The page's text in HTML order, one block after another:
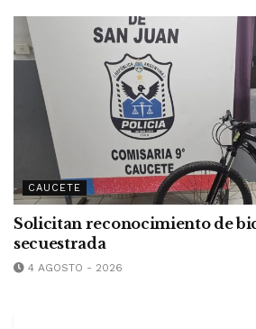
CAUCETE
Solicitan reconocimiento de
secuestrada
4 AGOSTO - 2026